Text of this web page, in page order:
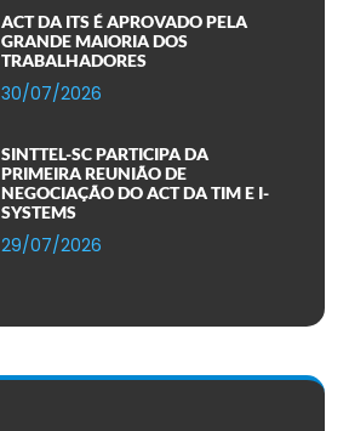
ACT DA ITS É APROVADO PELA
GRANDE MAIORIA DOS
TRABALHADORES
30/07/2026
SINTTEL-SC PARTICIPA DA
PRIMEIRA REUNIÃO DE
NEGOCIAÇÃO DO ACT DA TIM E I-
SYSTEMS
29/07/2026